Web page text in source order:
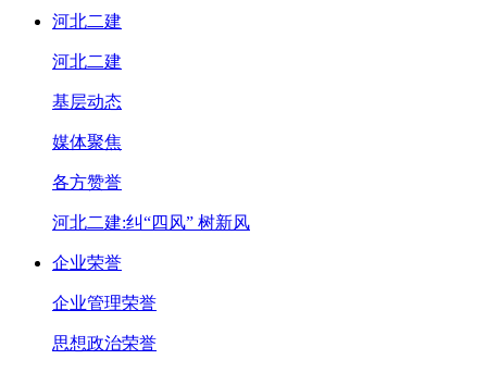
河北二建
河北二建
基层动态
媒体聚焦
各方赞誉
河北二建:纠“四风” 树新风
企业荣誉
企业管理荣誉
思想政治荣誉